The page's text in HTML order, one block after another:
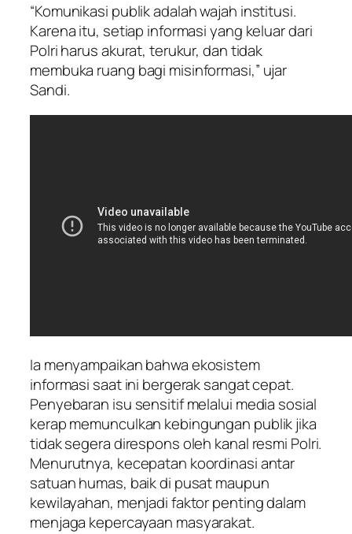
“Komunikasi publik adalah wajah institusi.
Karena itu, setiap informasi yang keluar dari
Polri harus akurat, terukur, dan tidak
membuka ruang bagi misinformasi,” ujar
Sandi.
Ia menyampaikan bahwa ekosistem
informasi saat ini bergerak sangat cepat.
Penyebaran isu sensitif melalui media sosial
kerap memunculkan kebingungan publik jika
tidak segera direspons oleh kanal resmi Polri.
Menurutnya, kecepatan koordinasi antar
satuan humas, baik di pusat maupun
kewilayahan, menjadi faktor penting dalam
menjaga kepercayaan masyarakat.